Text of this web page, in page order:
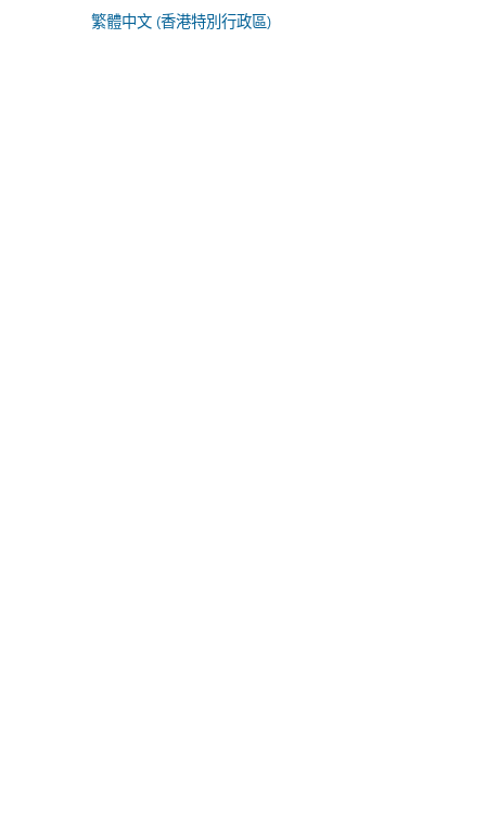
繁體中文 (香港特別行政區)